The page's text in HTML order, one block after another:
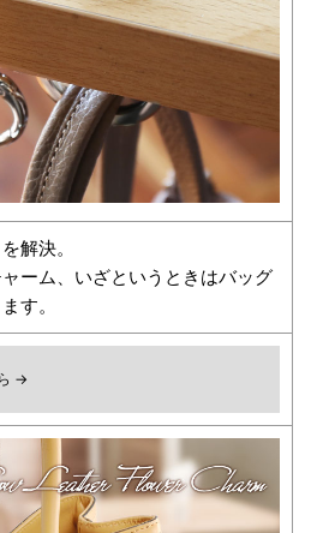
解決。
ーム、いざというときはバッグ
す。
→